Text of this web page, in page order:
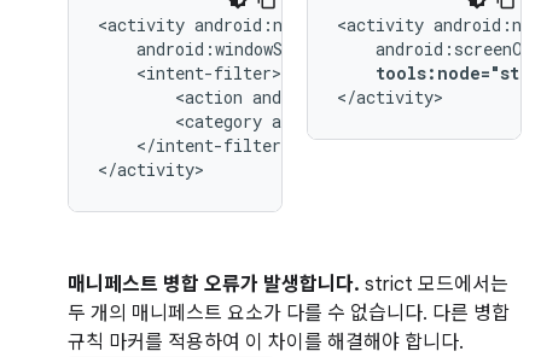
<activity
<action
<category
</intent-filter>
</activity>
<activity
</activity>
매니페스트 병합 오류가 발생합니다. strict 모드에서는
두 개의 매니페스트 요소가 다를 수 없습니다. 다른 병합
규칙 마커를 적용하여 이 차이를 해결해야 합니다.